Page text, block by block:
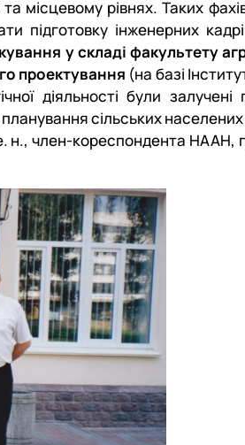
рівнях. Таких
підготовку інженерних
у складі факультету
проектування (на базі
діяльності були залучені
сільських
н., член-кореспондента НААН,